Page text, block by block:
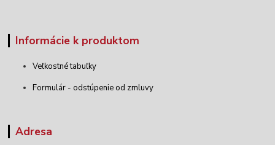
Informácie k produktom
Veľkostné tabuľky
Formulár - odstúpenie od zmluvy
Adresa